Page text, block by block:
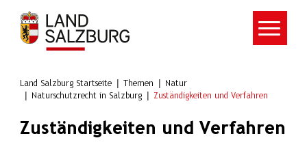
Zum Hauptinhalt springen
Land Salzburg Startseite Themen
Natur
Naturschutzrecht in Salzburg
Zuständigkeiten und Verfahren
Zuständigkeiten und Verfahren